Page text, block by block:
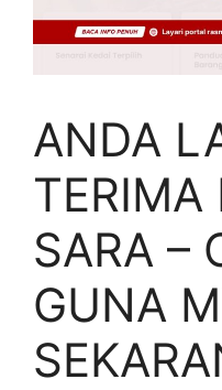
ANDA
TERIMA
SARA –
GUNA